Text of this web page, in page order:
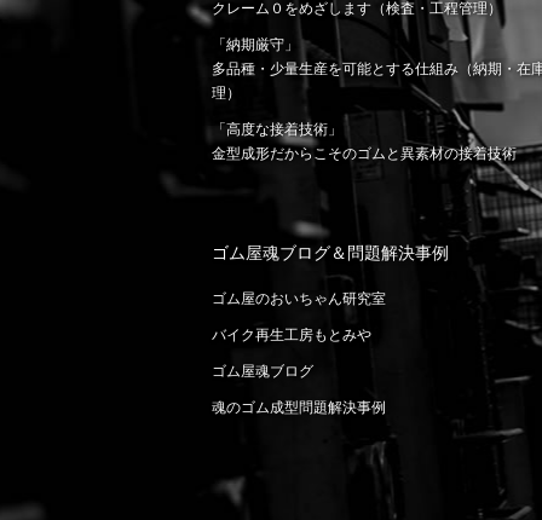
クレーム０をめざします（検査・工程管理）
「納期厳守」
多品種・少量生産を可能とする仕組み（納期・在
理）
「高度な接着技術」
金型成形だからこそのゴムと異素材の接着技術
ゴム屋魂ブログ＆問題解決事例
ゴム屋のおいちゃん研究室
バイク再生工房もとみや
ゴム屋魂ブログ
魂のゴム成型問題解決事例